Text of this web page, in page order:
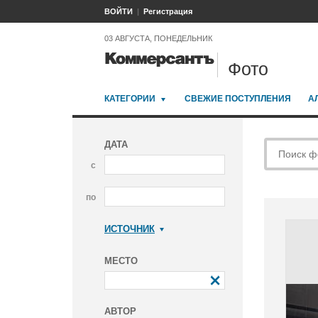
ВОЙТИ Регистрация
03 АВГУСТА, ПОНЕДЕЛЬНИК
Фото
КАТЕГОРИИ СВЕЖИЕ ПОСТУПЛЕНИЯ
ДАТА
с
по
ИСТОЧНИК
МЕСТО
АВТОР